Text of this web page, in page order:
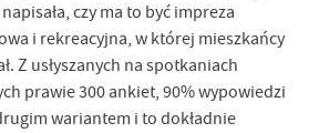
czy ma to być impreza
i rekreacyjna, w której mieszkańcy
Z usłyszanych na spotkaniach
prawie 300 ankiet, 90% wypowiedzi
wariantem i to dokładnie